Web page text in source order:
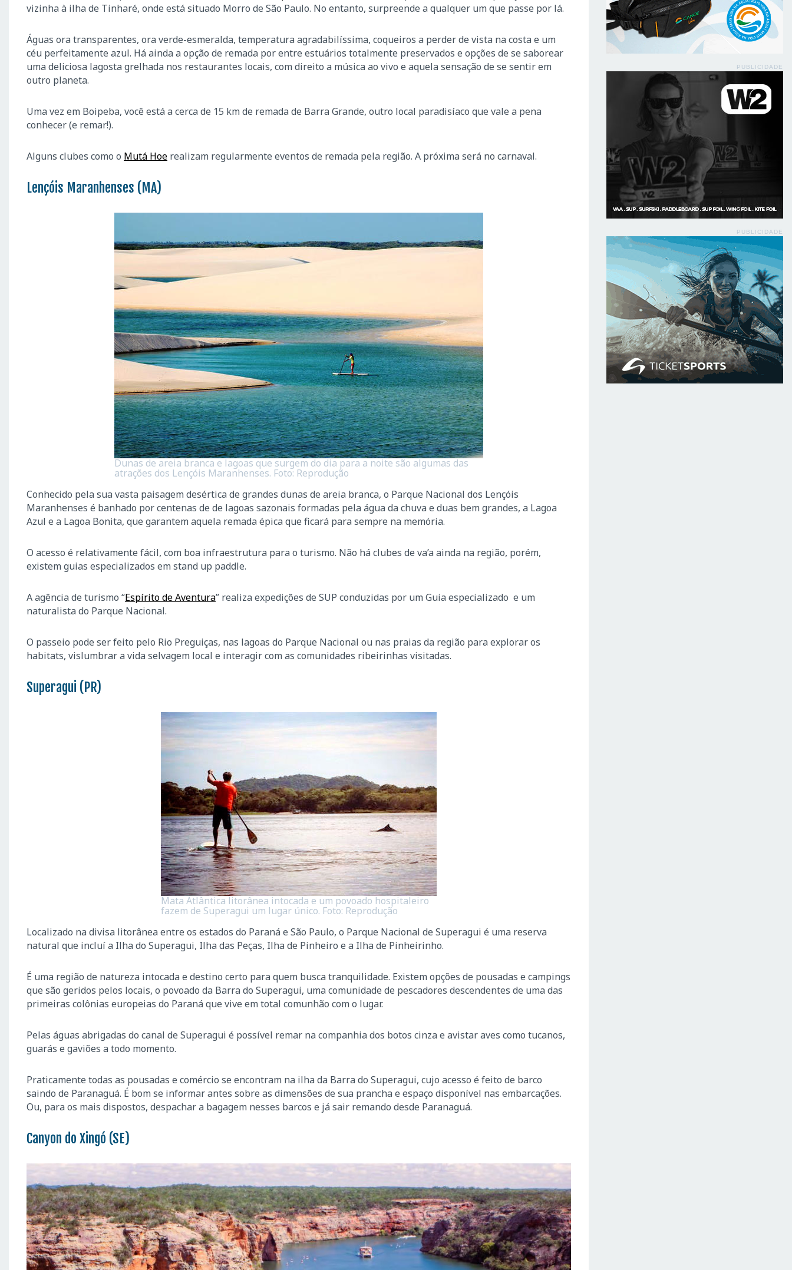
vizinha à ilha de Tinharé, onde está situado Morro de São Paulo. No entanto, surpreende a qualquer um que passe por lá.
Águas ora transparentes, ora verde-esmeralda, temperatura agradabilíssima, coqueiros a perder de vista na costa e um
céu perfeitamente azul. Há ainda a opção de remada por entre estuários totalmente preservados e opções de se saborear
uma deliciosa lagosta grelhada nos restaurantes locais, com direito a música ao vivo e aquela sensação de se sentir em
outro planeta.
Uma vez em Boipeba, você está a cerca de 15 km de remada de Barra Grande, outro local paradisíaco que vale a pena
conhecer (e remar!).
Alguns clubes como o Mutá Hoe realizam regularmente eventos de remada pela região. A próxima será no carnaval.
Lençóis Maranhenses (MA)
Dunas de areia branca e lagoas que surgem do dia para a noite são algumas das
atrações dos Lençóis Maranhenses. Foto: Reprodução
Conhecido pela sua vasta paisagem desértica de grandes dunas de areia branca, o Parque Nacional dos Lençóis
Maranhenses é banhado por centenas de de lagoas sazonais formadas pela água da chuva e duas bem grandes, a Lagoa
Azul e a Lagoa Bonita, que garantem aquela remada épica que ficará para sempre na memória.
O acesso é relativamente fácil, com boa infraestrutura para o turismo. Não há clubes de va’a ainda na região, porém,
existem guias especializados em stand up paddle.
A agência de turismo “Espírito de Aventura” realiza expedições de SUP conduzidas por um Guia especializado e um
naturalista do Parque Nacional.
O passeio pode ser feito pelo Rio Preguiças, nas lagoas do Parque Nacional ou nas praias da região para explorar os
habitats, vislumbrar a vida selvagem local e interagir com as comunidades ribeirinhas visitadas.
Superagui (PR)
Mata Atlântica litorânea intocada e um povoado hospitaleiro
fazem de Superagui um lugar único. Foto: Reprodução
Localizado na divisa litorânea entre os estados do Paraná e São Paulo, o Parque Nacional de Superagui é uma reserva
natural que incluí a Ilha do Superagui, Ilha das Peças, Ilha de Pinheiro e a Ilha de Pinheirinho.
É uma região de natureza intocada e destino certo para quem busca tranquilidade. Existem opções de pousadas e campings
que são geridos pelos locais, o povoado da Barra do Superagui, uma comunidade de pescadores descendentes de uma das
primeiras colônias europeias do Paraná que vive em total comunhão com o lugar.
Pelas águas abrigadas do canal de Superagui é possível remar na companhia dos botos cinza e avistar aves como tucanos,
guarás e gaviões a todo momento.
Praticamente todas as pousadas e comércio se encontram na ilha da Barra do Superagui, cujo acesso é feito de barco
saindo de Paranaguá. É bom se informar antes sobre as dimensões de sua prancha e espaço disponível nas embarcações.
Ou, para os mais dispostos, despachar a bagagem nesses barcos e já sair remando desde Paranaguá.
Canyon do Xingó (SE)
PUBLICIDADE
PUBLICIDADE